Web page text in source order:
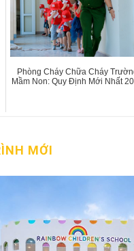
Phòng Cháy Chữa Cháy
Mầm Non: Quy Định Mới Nhất
MỚI